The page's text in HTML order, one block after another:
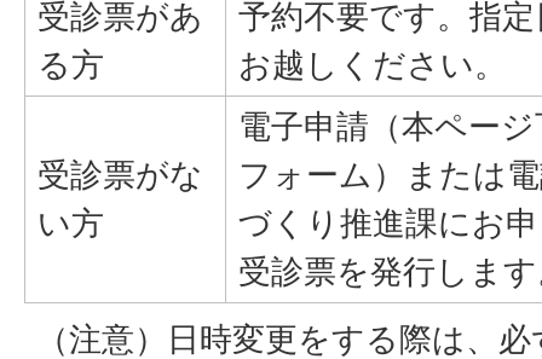
受診票があ
る方
予約不要です。指
お越しください。
受診票がな
い方
電子申請（本ペー
フォーム）または
づくり推進課にお
受診票を発行しま
（注意）日時変更をする際は、